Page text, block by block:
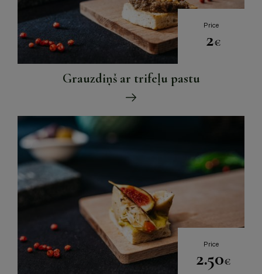
Price
2€
Grauzdiņš ar trifeļu pastu
Price
2.50€